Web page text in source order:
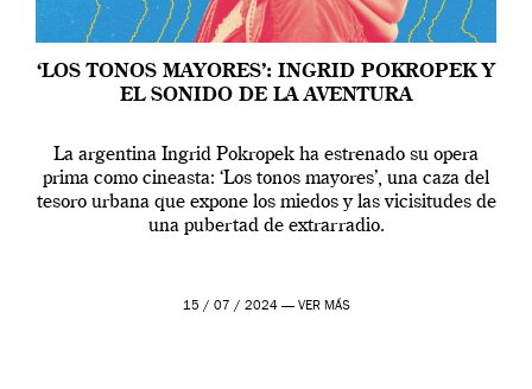
‘LOS TONOS MAYORES’: INGRID POKROPEK Y
EL SONIDO DE LA AVENTURA
La argentina Ingrid Pokropek ha estrenado su opera
prima como cineasta: ‘Los tonos mayores’, una caza del
tesoro urbana que expone los miedos y las vicisitudes de
una pubertad de extrarradio.
15 / 07 / 2024 — VER MÁS